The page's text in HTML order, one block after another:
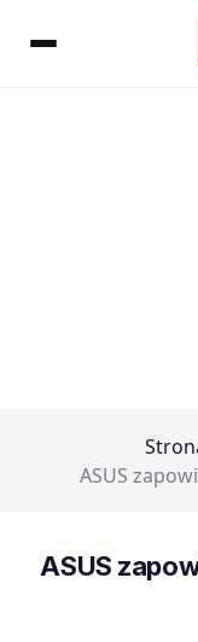
ASUS
ASUS